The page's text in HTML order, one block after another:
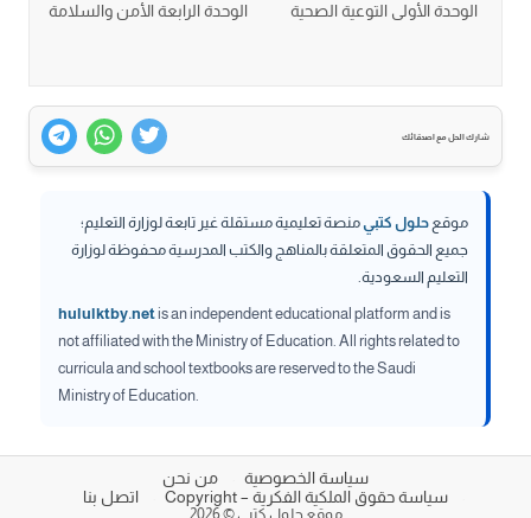
الوحدة الأولى التوعية الصحية الوحدة الرابعة الأمن والسلامة
شارك الحل مع اصدقائك
موقع حلول كتبيمنصة تعليمية مستقلة غير تابعة لوزارة التعليم؛
جميع الحقوق المتعلقة بالمناهج والكتب المدرسية محفوظة لوزارة
التعليم السعودية.
hululktby.netis an independent educational platform and is
not affiliated with the Ministry of Education. All rights related to
curricula and school textbooks are reserved to the Saudi
Ministry of Education.
سياسة الخصوصية
من نحن
سياسة حقوق الملكية الفكرية – Copyright
اتصل بنا